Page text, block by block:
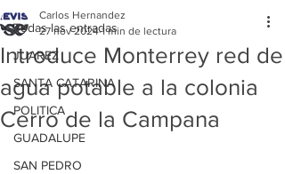
Todas las entradas
JUAREZ
SANTA CATARINA
POLITICA
GUADALUPE
SAN PEDRO
Introduce Monterrey red de
agua potable a la colonia
Cerro de la Campana
Carlos Hernandez
27 nov 2024 1 min de lectura